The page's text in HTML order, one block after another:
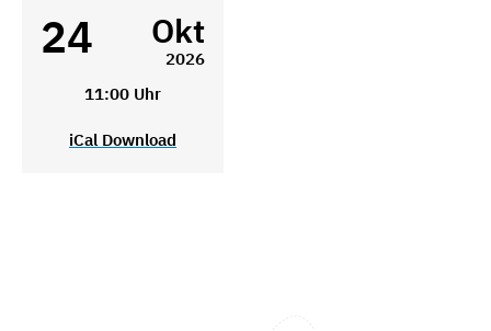
24 Okt
2026
11:00 Uhr
iCal Download